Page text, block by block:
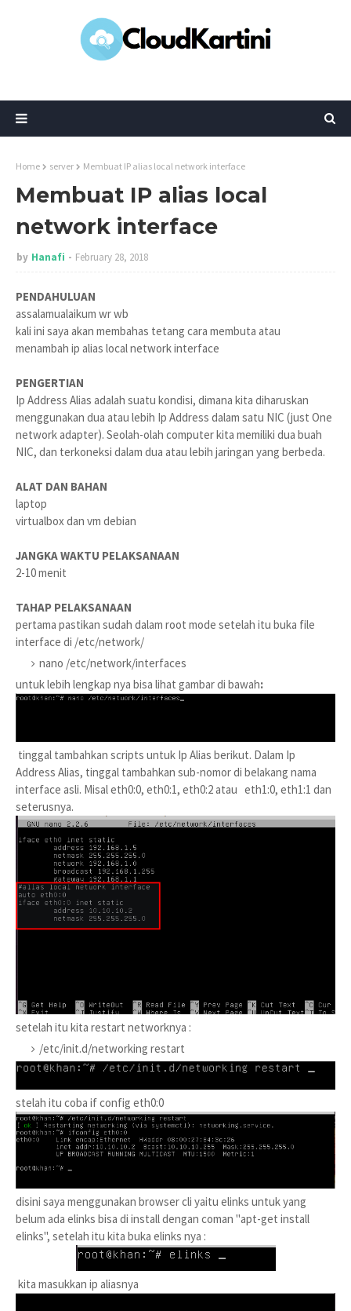
Home server Membuat IP alias local network interface
Membuat IP alias local
network interface
by Hanafi February 28, 2018
PENDAHULUAN
assalamualaikum wr wb
kali ini saya akan membahas tetang cara membuta atau
menambah ip alias local network interface
PENGERTIAN
Ip Address Alias adalah suatu kondisi, dimana kita diharuskan
menggunakan dua atau lebih Ip Address dalam satu NIC (just One
network adapter). Seolah-olah computer kita memiliki dua buah
NIC, dan terkoneksi dalam dua atau lebih jaringan yang berbeda.
ALAT DAN BAHAN
laptop
virtualbox dan vm debian
JANGKA WAKTU PELAKSANAAN
2-10 menit
TAHAP PELAKSANAAN
pertama pastikan sudah dalam root mode setelah itu buka file
interface di /etc/network/
nano /etc/network/interfaces
untuk lebih lengkap nya bisa lihat gambar di bawah:
tinggal tambahkan scripts untuk Ip Alias berikut. Dalam Ip
Address Alias, tinggal tambahkan sub-nomor di belakang nama
interface asli. Misal eth0:0, eth0:1, eth0:2 atau eth1:0, eth1:1 dan
seterusnya.
setelah itu kita restart networknya :
/etc/init.d/networking restart
stelah itu coba if config eth0:0
disini saya menggunakan browser cli yaitu elinks untuk yang
belum ada elinks bisa di install dengan coman "apt-get install
elinks", setelah itu kita buka elinks nya :
kita masukkan ip aliasnya